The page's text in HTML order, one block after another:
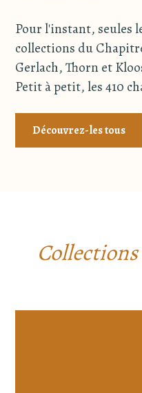
Pour l'instant, seules
collections du
Gerlach, Thorn et
Petit à petit, les 410
Découvrez-les tous